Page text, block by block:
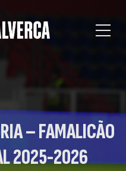
– FAMALICÃO
2025-2026